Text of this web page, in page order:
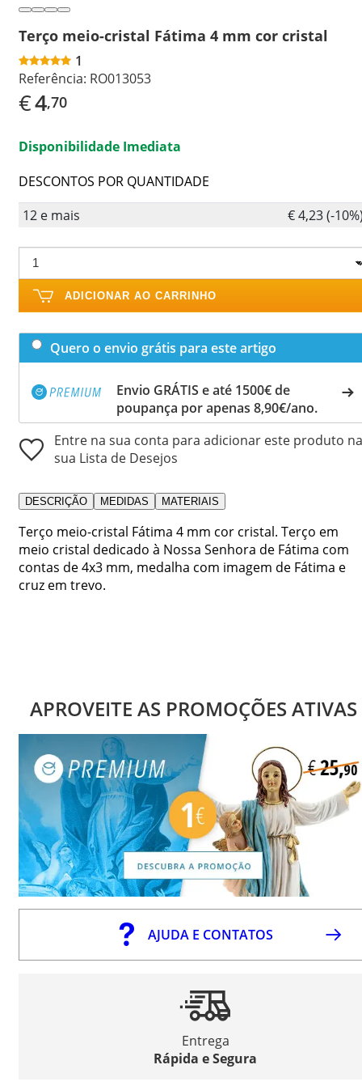
Terço meio-cristal Fátima 4 mm cor cristal
1
Referência: RO013053
€4,70
Disponibilidade Imediata
DESCONTOS POR QUANTIDADE
12 e mais
€ 4,23 (-
ADICIONAR AO CARRINHO
Quero o envio grátis para este artigo
Envio GRÁTIS e até 1500€ de
poupança por apenas 8,90€/ano.
Entre na sua conta para adicionar este produto na
sua Lista de Desejos
DESCRIÇÃO MEDIDAS MATERIAIS
Terço meio-cristal Fátima 4 mm cor cristal. Terço em
meio cristal dedicado à Nossa Senhora de Fátima com
contas de 4x3 mm, medalha com imagem de Fátima e
cruz em trevo.
APROVEITE AS PROMOÇÕES ATIVAS
AJUDA E CONTATOS
Entrega
Rápida e Segura